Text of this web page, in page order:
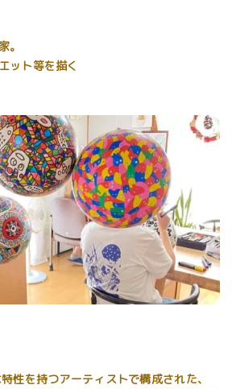
。
ット等を描く
性を持つアーティストで構成された、